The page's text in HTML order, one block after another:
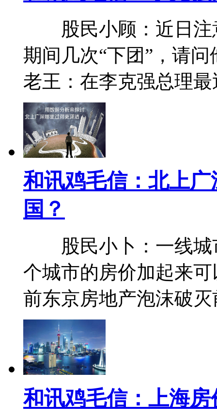
股民小顾：近日注
期间几次“下团”，请
老王：在李克强总理
和讯鸡毛信：北上
国？
股民小卜：一线城
个城市的房价加起来
前东京房地产泡沫破
和讯鸡毛信：上海